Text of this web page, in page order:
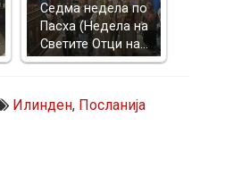
Седма недела по
Пасха (Недела на
Светите Отци на…
Илинден, Посланија